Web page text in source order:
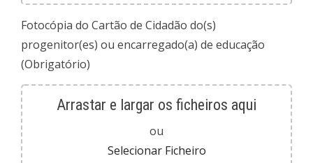
Fotocópia do Cartão de Cidadão do(s)
progenitor(es) ou encarregado(a) de educação
(Obrigatório)
Arrastar e largar os ficheiros aqui
ou
Selecionar Ficheiro